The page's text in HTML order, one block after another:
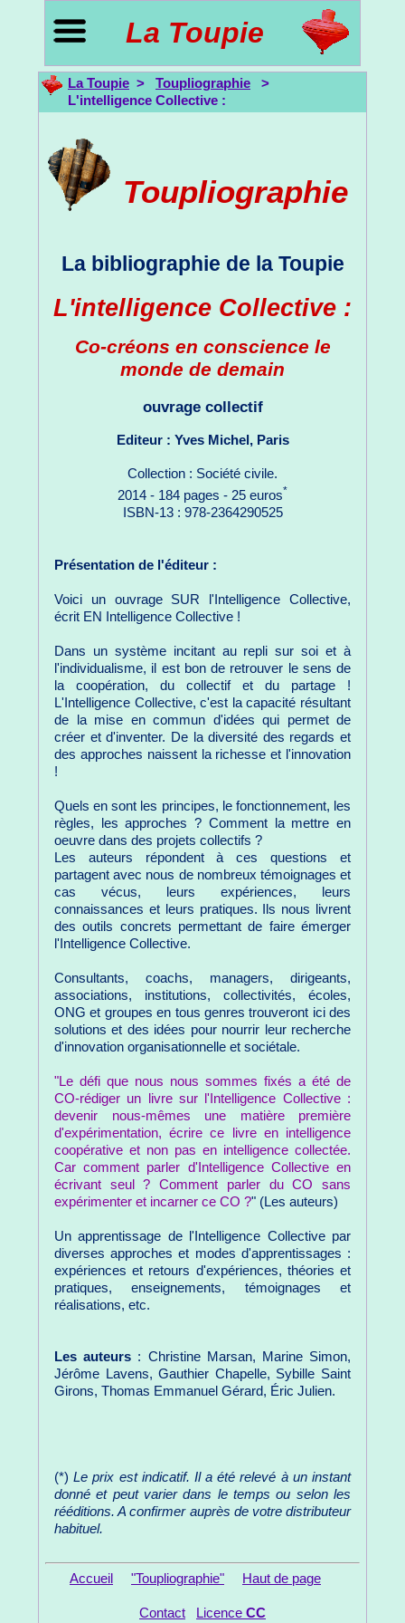
La Toupie
La Toupie > Toupliographie >
L'intelligence Collective :
Toupliographie
La bibliographie de la Toupie
L'intelligence Collective :
Co-créons en conscience le
monde de demain
ouvrage collectif
Editeur : Yves Michel, Paris
Collection : Société civile.
2014 - 184 pages - 25 euros*
ISBN-13 : 978-2364290525
Présentation de l'éditeur :
Voici un ouvrage SUR l'Intelligence Collective,
écrit EN Intelligence Collective !
Dans un système incitant au repli sur soi et à
l'individualisme, il est bon de retrouver le sens de
la coopération, du collectif et du partage !
L'Intelligence Collective, c'est la capacité résultant
de la mise en commun d'idées qui permet de
créer et d'inventer. De la diversité des regards et
des approches naissent la richesse et l'innovation
!
Quels en sont les principes, le fonctionnement, les
règles, les approches ? Comment la mettre en
oeuvre dans des projets collectifs ?
Les auteurs répondent à ces questions et
partagent avec nous de nombreux témoignages et
cas vécus, leurs expériences, leurs
connaissances et leurs pratiques. Ils nous livrent
des outils concrets permettant de faire émerger
l'Intelligence Collective.
Consultants, coachs, managers, dirigeants,
associations, institutions, collectivités, écoles,
ONG et groupes en tous genres trouveront ici des
solutions et des idées pour nourrir leur recherche
d'innovation organisationnelle et sociétale.
"Le défi que nous nous sommes fixés a été de
CO-rédiger un livre sur l'Intelligence Collective :
devenir nous-mêmes une matière première
d'expérimentation, écrire ce livre en intelligence
coopérative et non pas en intelligence collectée.
Car comment parler d'Intelligence Collective en
écrivant seul ? Comment parler du CO sans
expérimenter et incarner ce CO ?" (Les auteurs)
Un apprentissage de l'Intelligence Collective par
diverses approches et modes d'apprentissages :
expériences et retours d'expériences, théories et
pratiques, enseignements, témoignages et
réalisations, etc.
Les auteurs : Christine Marsan, Marine Simon,
Jérôme Lavens, Gauthier Chapelle, Sybille Saint
Girons, Thomas Emmanuel Gérard, Éric Julien.
(*)Le prix est indicatif. Il a été relevé à un instant
donné et peut varier dans le temps ou selon les
rééditions. A confirmer auprès de votre distributeur
habituel.
Accueil "Toupliographie" Haut de page
Contact Licence CC